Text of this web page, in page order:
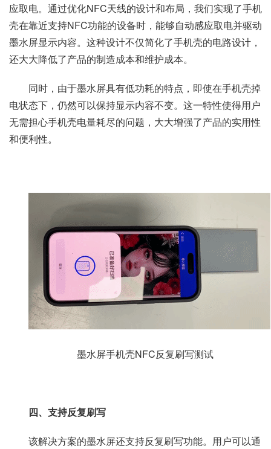
应取电。通过优化NFC天线的设计和布局，我们实现了手机
壳在靠近支持NFC功能的设备时，能够自动感应取电并驱动
墨水屏显示内容。这种设计不仅简化了手机壳的电路设计，
还大大降低了产品的制造成本和维护成本。
同时，由于墨水屏具有低功耗的特点，即使在手机壳掉
电状态下，仍然可以保持显示内容不变。这一特性使得用户
无需担心手机壳电量耗尽的问题，大大增强了产品的实用性
和便利性。
墨水屏手机壳NFC反复刷写测试
四、支持反复刷写
该解决方案的墨水屏还支持反复刷写功能。用户可以通